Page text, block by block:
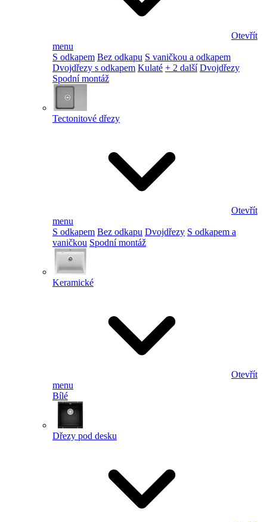
Otevřít
menu
S odkapem Bez odkapu S vaničkou a odkapem
Dvojdřezy s odkapem Kulaté + 2 další Dvojdřezy
Spodní montáž
Tectonitové dřezy
Otevřít
menu
S odkapem Bez odkapu Dvojdřezy S odkapem a
vaničkou Spodní montáž
Keramické
Otevřít
menu
Bílé
Dřezy pod desku